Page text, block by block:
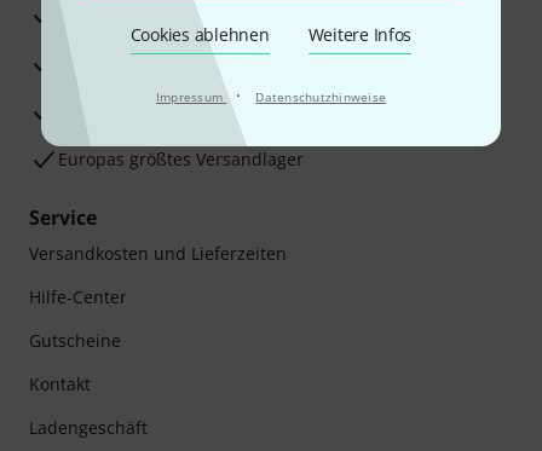
Cookies ablehnen Weitere Infos
Impressum · Datenschutzhinweise
Reparaturservice
Beratung durch Fachexperten
Zufriedenheitsgarantie
Europas größtes Versandlager
Service
Versandkosten und Lieferzeiten
Hilfe-Center
Gutscheine
Kontakt
Ladengeschäft